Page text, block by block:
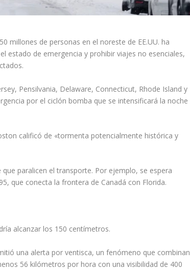
millones de personas en el noreste de EE.UU. ha
estado de emergencia y prohibir viajes no esenciales,
Pensilvania, Delaware, Connecticut, Rhode Island y
por el ciclón bomba que se intensificará la noche
calificó de «tormenta potencialmente histórica y
paralicen el transporte. Por ejemplo, se espera
que conecta la frontera de Canadá con Florida.
alcanzar los 150 centímetros.
una alerta por ventisca, un fenómeno que combinan
56 kilómetros por hora con una visibilidad de 400